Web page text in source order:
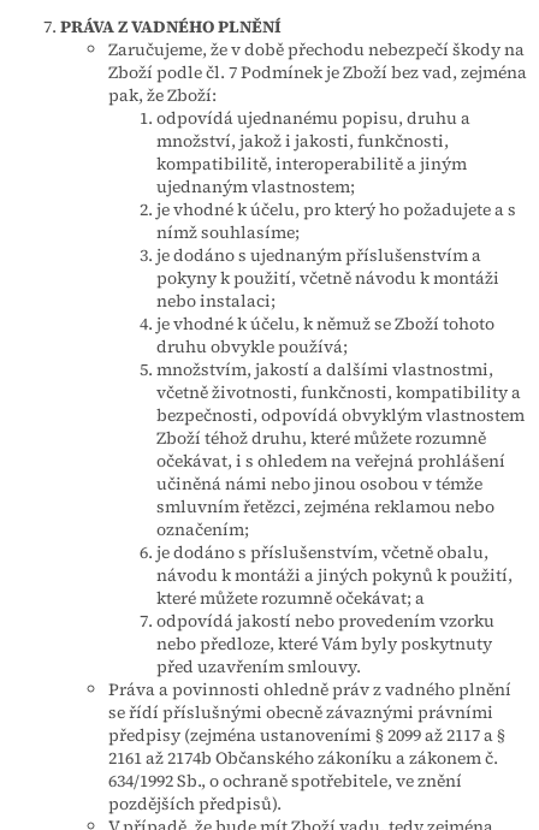
PRÁVA Z VADNÉHO PLNĚNÍ
Zaručujeme, že v době přechodu nebezpečí škody na
Zboží podle čl. 7 Podmínek je Zboží bez vad, zejména
pak, že Zboží:
odpovídá ujednanému popisu, druhu a
množství, jakož i jakosti, funkčnosti,
kompatibilitě, interoperabilitě a jiným
ujednaným vlastnostem;
je vhodné k účelu, pro který ho požadujete a s
nímž souhlasíme;
je dodáno s ujednaným příslušenstvím a
pokyny k použití, včetně návodu k montáži
nebo instalaci;
je vhodné k účelu, k němuž se Zboží tohoto
druhu obvykle používá;
množstvím, jakostí a dalšími vlastnostmi,
včetně životnosti, funkčnosti, kompatibility a
bezpečnosti, odpovídá obvyklým vlastnostem
Zboží téhož druhu, které můžete rozumně
očekávat, i s ohledem na veřejná prohlášení
učiněná námi nebo jinou osobou v témže
smluvním řetězci, zejména reklamou nebo
označením;
je dodáno s příslušenstvím, včetně obalu,
návodu k montáži a jiných pokynů k použití,
které můžete rozumně očekávat; a
odpovídá jakostí nebo provedením vzorku
nebo předloze, které Vám byly poskytnuty
před uzavřením smlouvy.
Práva a povinnosti ohledně práv z vadného plnění
se řídí příslušnými obecně závaznými právními
předpisy (zejména ustanoveními § 2099 až 2117 a §
2161 až 2174b Občanského zákoníku a zákonem č.
634/1992 Sb., o ochraně spotřebitele, ve znění
pozdějších předpisů).